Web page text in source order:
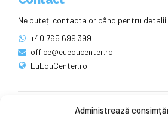
Administrează
Ne puteți contacta oricând pentru detalii.
+40 765 699 399
office@eueducenter.ro
EuEduCenter.ro